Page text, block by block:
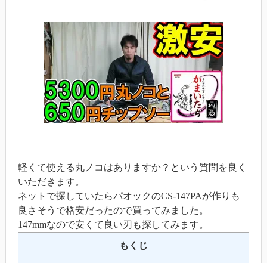
軽くて使える丸ノコはありますか？という質問を良く
いただきます。
ネットで探していたらパオックのCS-147PAが作りも
良さそうで格安だったので買ってみました。
147mmなので安くて良い刃も探してみます。
もくじ